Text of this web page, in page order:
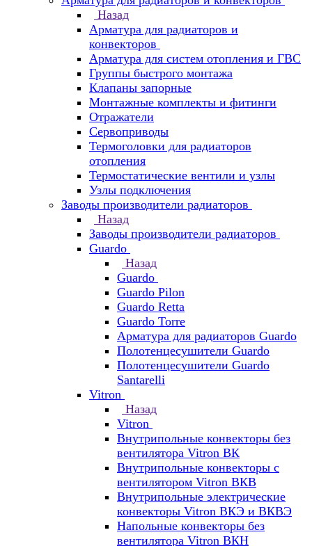
Назад
Арматура для радиаторов и
конвекторов
Арматура для систем отопления и ГВС
Группы быстрого монтажа
Клапаны запорные
Монтажные комплекты и фитинги
Отражатели
Сервоприводы
Термоголовки для радиаторов
отопления
Термостатические вентили и узлы
Узлы подключения
Заводы производители радиаторов
Назад
Заводы производители радиаторов
Guardo
Назад
Guardo
Guardo Pilon
Guardo Retta
Guardo Torre
Арматура для радиаторов Guardo
Полотенцесушители Guardo
Полотенцесушители Guardo
Santarelli
Vitron
Назад
Vitron
Внутрипольные конвекторы без
вентилятора Vitron ВК
Внутрипольные конвекторы с
вентилятором Vitron ВКВ
Внутрипольные электрические
конвекторы Vitron ВКЭ и ВКВЭ
Напольные конвекторы без
вентилятора Vitron ВКН